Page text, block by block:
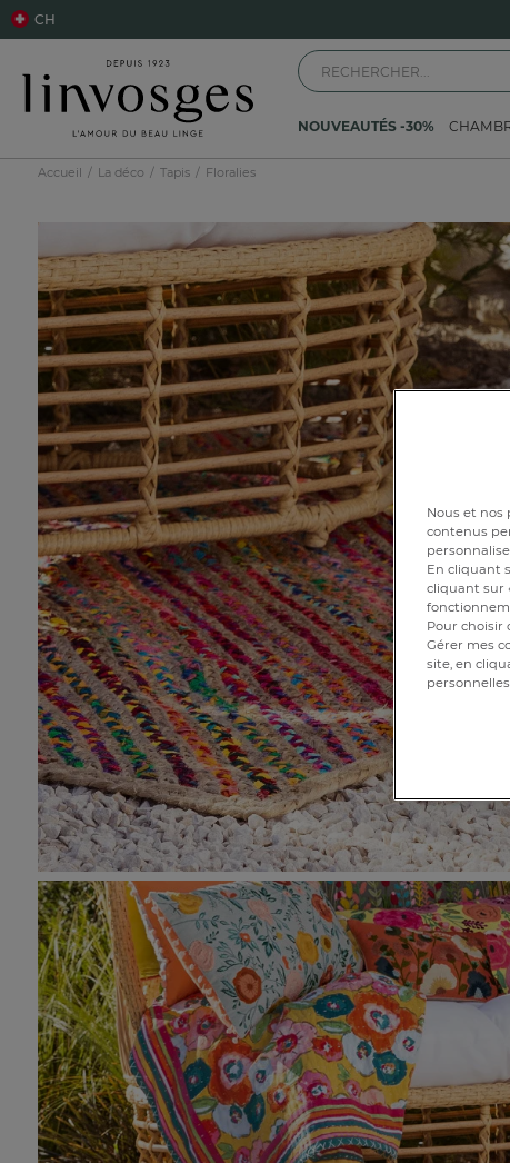
CH
NOUVEAUTÉS -30%
Accueil La déco Tapis Floralies
Nous et nos
contenus
En cliquant
cliquant sur
Pour choisir
Gérer mes
site, en